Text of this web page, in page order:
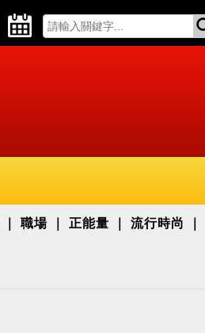
職場 正能量 流行時尚